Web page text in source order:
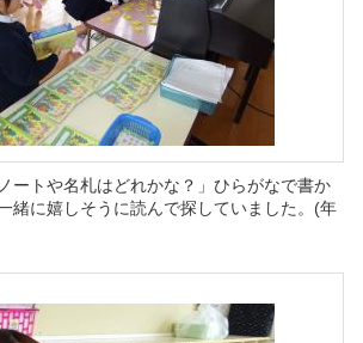
ートや名札はどれかな？」ひらがなで書か
緒に嬉しそうに読んで探していました。(年